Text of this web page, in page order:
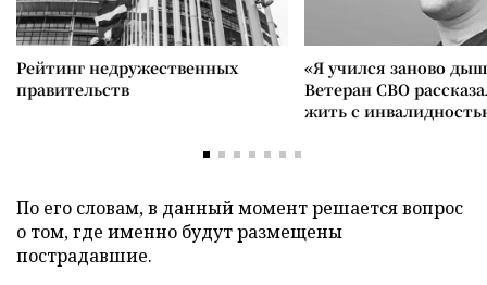
Рейтинг недружественных
правительств
«Я учился заново
Ветеран СВО
жить с
По его словам, в данный момент решается вопрос
о том, где именно будут размещены
пострадавшие.